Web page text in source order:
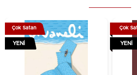
Çok Satan
YENI
Çok
YENI